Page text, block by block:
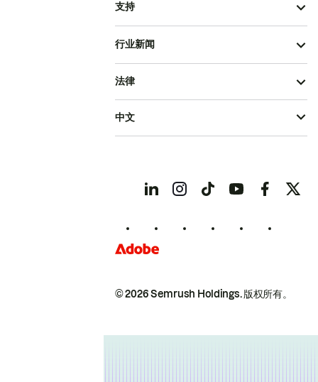
支持
行业新闻
© 2026 Semrush Holdings.版权所有。
法律
中文